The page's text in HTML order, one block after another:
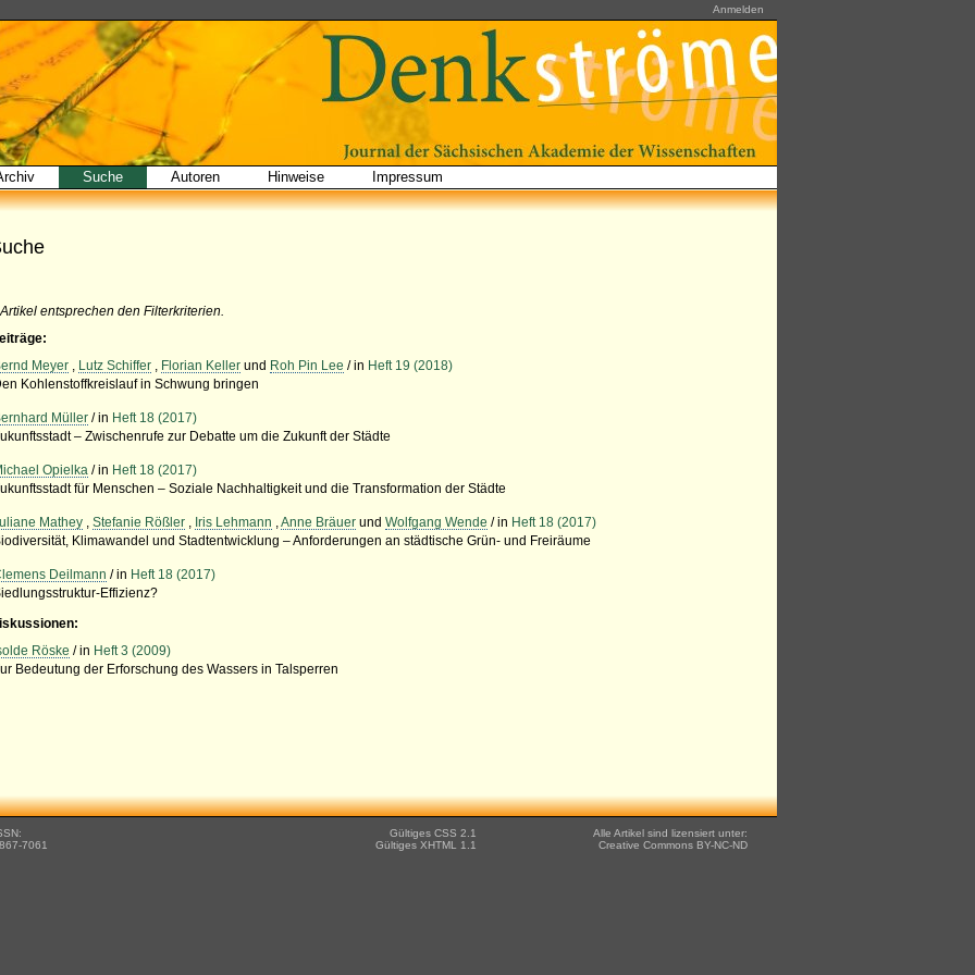
Anmelden
Suche Autoren Hinweise Impressum
entsprechen den Filterkriterien.
Meyer Lutz Schiffer Florian Keller und Roh Pin Lee / in Heft 19 (2018)
Kohlenstoffkreislauf in Schwung bringen
Müller / in Heft 18 (2017)
– Zwischenrufe zur Debatte um die Zukunft der Städte
Opielka / in Heft 18 (2017)
für Menschen – Soziale Nachhaltigkeit und die Transformation der Städte
Mathey Stefanie Rößler Iris Lehmann Anne Bräuer und Wolfgang Wende / in Heft 18 (2017)
Klimawandel und Stadtentwicklung – Anforderungen an städtische Grün- und Freiräume
Deilmann / in Heft 18 (2017)
Effizienz?
Röske / in Heft 3 (2009)
Bedeutung der Erforschung des Wassers in Talsperren
7061
Alle Artikel sind lizensiert unter:
Creative Commons BY-NC-ND
Gültiges CSS 2.1
Gültiges XHTML 1.1